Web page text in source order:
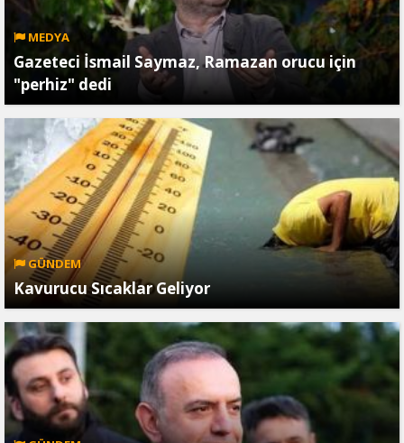
MEDYA
Gazeteci İsmail Saymaz, Ramazan orucu için
"perhiz" dedi
GÜNDEM
Kavurucu Sıcaklar Geliyor